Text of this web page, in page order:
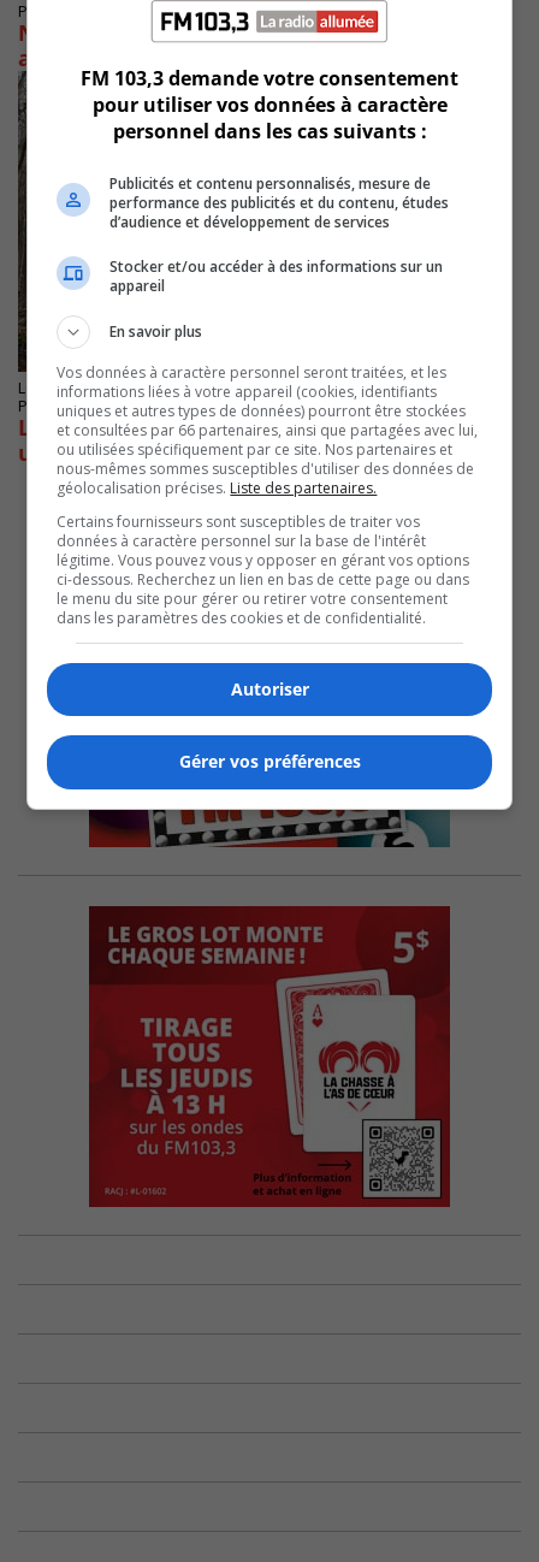
Publié le 24 avril 2024 à 05h13
Northvolt demande une première
autorisation de rejet d’eau
LONGUEUIL
Publié le 22 juin 2023 à 07h13
Longueuil fait refaire une beauté à des parcs
urbains
FM 103,3 demande votre consentement
pour utiliser vos données à caractère
personnel dans les cas suivants :
Publicités et contenu personnalisés, mesure de
performance des publicités et du contenu, études
d’audience et développement de services
Stocker et/ou accéder à des informations sur un
appareil
En savoir plus
Vos données à caractère personnel seront traitées, et les
informations liées à votre appareil (cookies, identifiants
uniques et autres types de données) pourront être stockées
et consultées par 66 partenaires, ainsi que partagées avec lui,
ou utilisées spécifiquement par ce site. Nos partenaires et
nous-mêmes sommes susceptibles d'utiliser des données de
géolocalisation précises. Liste des partenaires.
Certains fournisseurs sont susceptibles de traiter vos
données à caractère personnel sur la base de l'intérêt
légitime. Vous pouvez vous y opposer en gérant vos options
ci-dessous. Recherchez un lien en bas de cette page ou dans
le menu du site pour gérer ou retirer votre consentement
dans les paramètres des cookies et de confidentialité.
Autoriser
Gérer vos préférences